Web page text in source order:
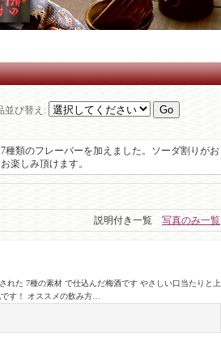
並び替え :
類のフレーバーを加えました。ソーダ割りがお
楽しみ頂けます。
説明付き一覧 写真のみ一覧
た 7種の素材 で仕込んだ梅酒です やさしい口当たりと上
す！ オススメの飲み方…